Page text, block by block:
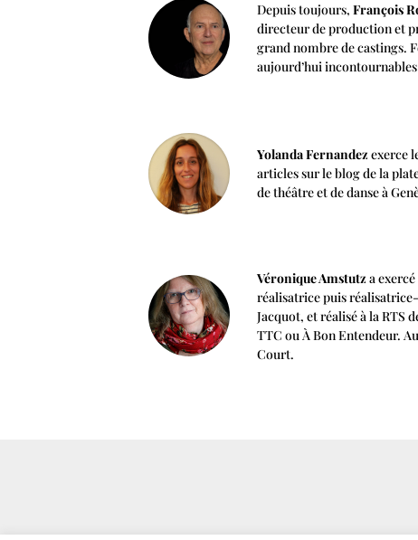
Depuis toujours,François
directeur de production et
grand nombre de castings.
aujourd’hui
Yolanda Fernandez exerce
articles sur le blog de la
de théâtre et de danse à
Véronique Amstutz a
réalisatrice puis
Jacquot, et réalisé à la RTS
TTC ou À Bon Entendeur.
Court.